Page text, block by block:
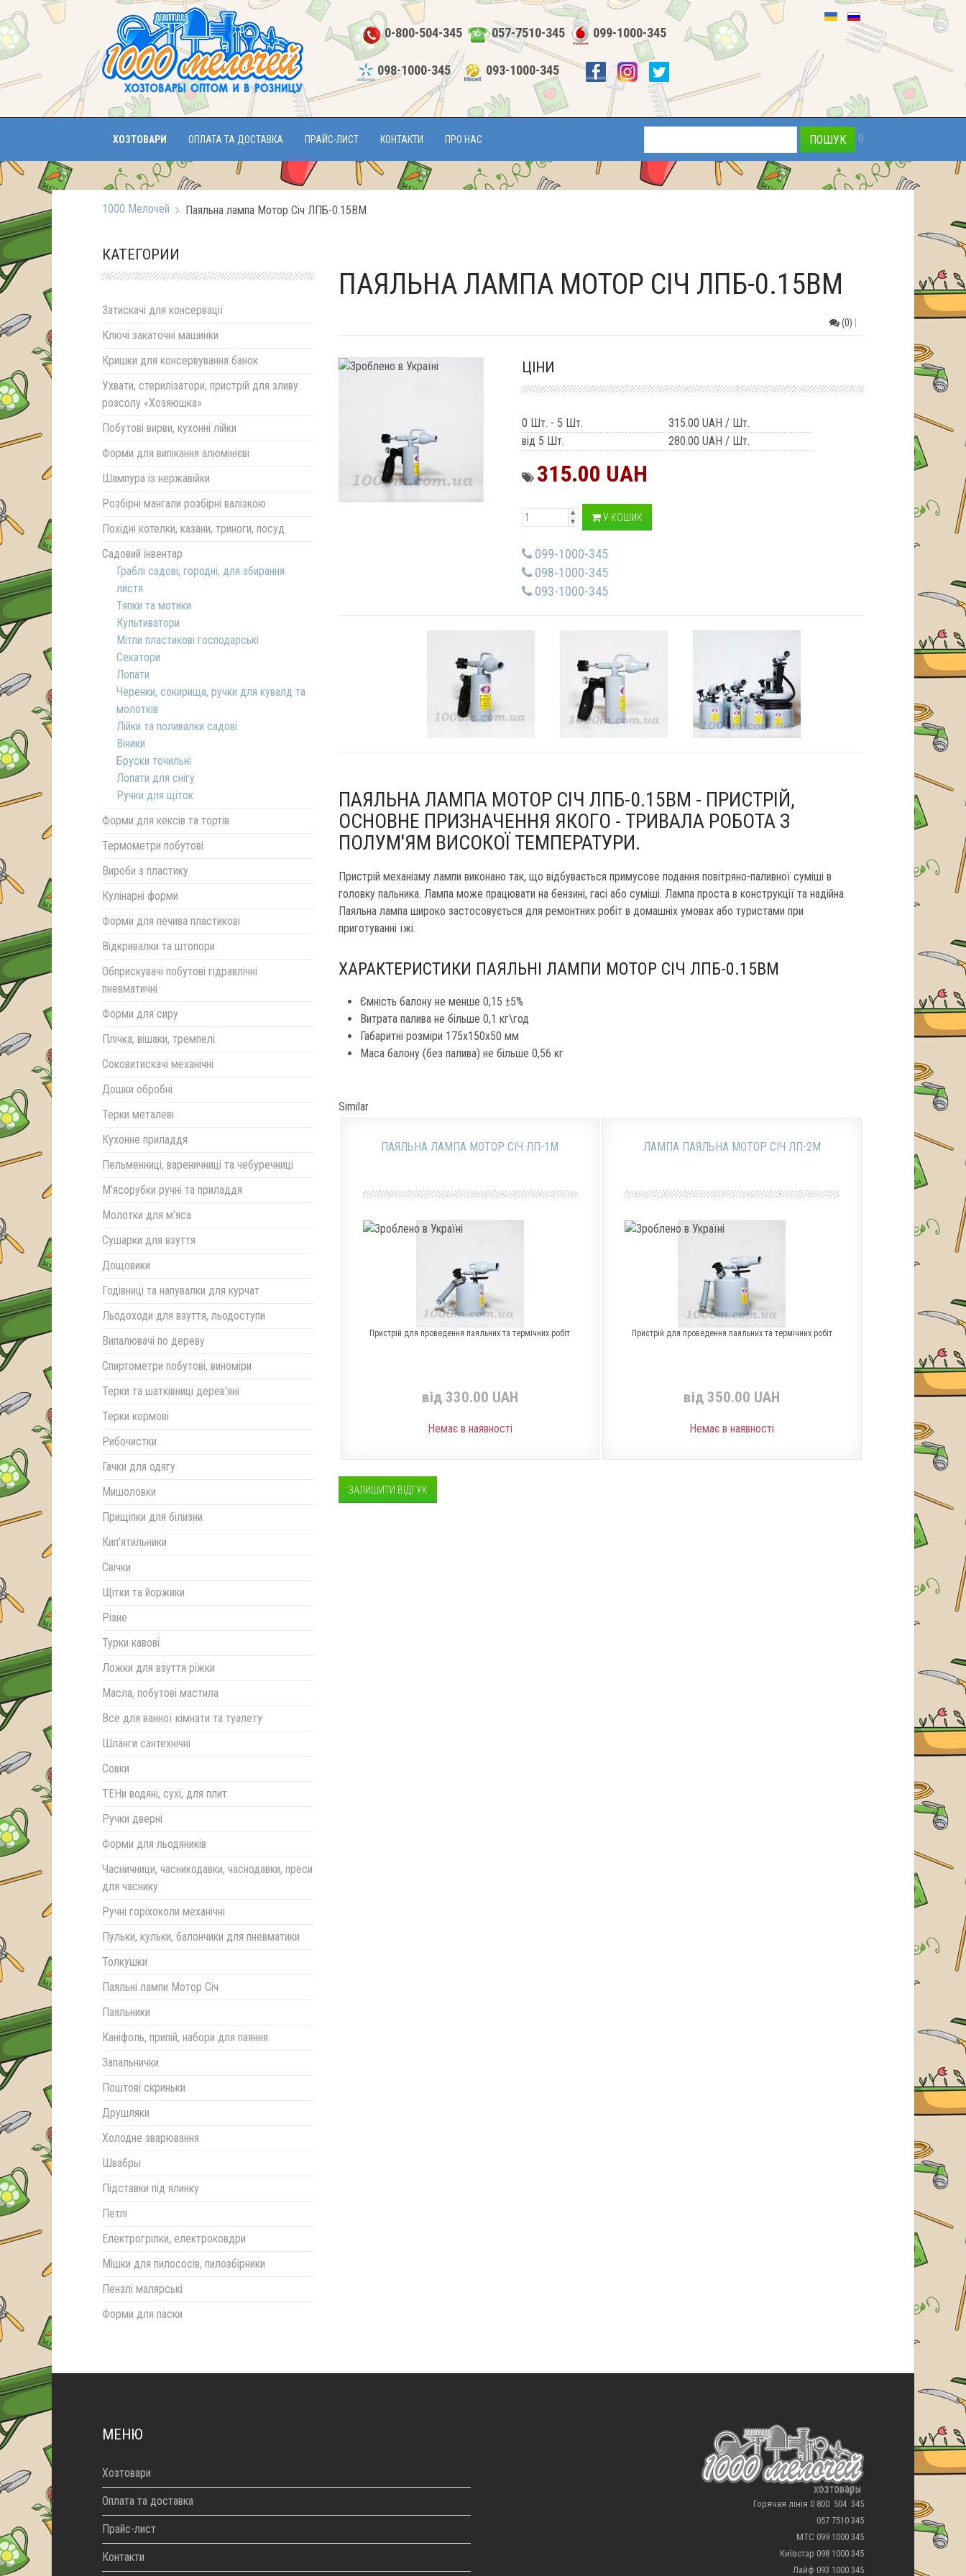
0-800-504-345 057-7510-345 099-1000-345
098-1000-345 093-1000-345
0
ХОЗТОВАРИ ОПЛАТА ТА ДОСТАВКА ПРАЙС-ЛИСТ КОНТАКТИ ПРО НАС
1000 Мелочей Паяльна лампа Мотор Січ ЛПБ-0.15ВМ
ПАЯЛЬНА ЛАМПА МОТОР СІЧ ЛПБ-0.15ВМ
(0)
ЦІНИ
0 Шт. - 5 Шт. 315.00 UAH / Шт.
від 5 Шт.
280.00 UAH / Шт.
315.00 UAH
У КОШИК
099-1000-345
098-1000-345
093-1000-345
ПАЯЛЬНА ЛАМПА МОТОР СІЧ ЛПБ-0.15ВМ - ПРИСТРІЙ,
ОСНОВНЕ ПРИЗНАЧЕННЯ ЯКОГО - ТРИВАЛА РОБОТА З
ПОЛУМ'ЯМ ВИСОКОЇ ТЕМПЕРАТУРИ.
Пристрій механізму лампи виконано так, що відбувається примусове подання повітряно-паливної суміші в
головку пальника. Лампа може працювати на бензині, гасі або суміші. Лампа проста в конструкції та надійна.
Паяльна лампа широко застосовується для ремонтних робіт в домашніх умовах або туристами при
приготуванні їжі.
ХАРАКТЕРИСТИКИ ПАЯЛЬНІ ЛАМПИ МОТОР СІЧ ЛПБ-0.15ВМ
Ємність балону не менше 0,15 ±5%
Витрата палива не більше 0,1 кг\год
Габаритні розміри 175х150х50 мм
Маса балону (без палива) не більше 0,56 кг
Similar
ПАЯЛЬНА ЛАМПА МОТОР СІЧ ЛП-1М
Пристрій для проведення паяльних та термічних робіт
від 330.00 UAH
Немає в наявності
ЛАМПА ПАЯЛЬНА МОТОР СІЧ ЛП-2М
Пристрій для проведення паяльних та термічних робіт
від 350.00 UAH
Немає в наявності
ЗАЛИШИТИ ВІДГУК
КАТЕГОРИИ
Затискачі для консервації
Ключі закаточні машинки
Кришки для консервування банок
Ухвати, стерилізатори, пристрій для зливу
розсолу «Хозяюшка»
Побутові вирви, кухонні лійки
Форми для випікання алюмінієві
Шампура із нержавійки
Розбірні мангали розбірні валізкою
Похідні котелки, казани, триноги, посуд
Садовий інвентар
Граблі садові, городні, для збирання
листя
Тяпки та мотики
Культиватори
Мітли пластикові господарські
Секатори
Лопати
Черенки, сокирища, ручки для кувалд та
молотків
Лійки та поливалки садові
Віники
Бруски точильні
Лопати для снігу
Ручки для щіток
Форми для кексів та тортів
Термометри побутові
Вироби з пластику
Кулінарні форми
Форми для печива пластикові
Відкривалки та штопори
Обприскувачі побутові гідравлічні
пневматичні
Форми для сиру
Плічка, вішаки, тремпелі
Соковитискачі механічні
Дошки обробні
Терки металеві
Кухонне приладдя
Пельменниці, вареничниці та чебуречниці
М'ясорубки ручні та приладдя
Молотки для м'яса
Сушарки для взуття
Дощовики
Годівниці та напувалки для курчат
Льодоходи для взуття, льодоступи
Випалювачі по дереву
Спиртометри побутові, виноміри
Терки та шатківниці дерев'яні
Терки кормові
Рибочистки
Гачки для одягу
Мишоловки
Прищіпки для білизни
Кип'ятильники
Свічки
Щітки та йоржики
Різне
Турки кавові
Ложки для взуття ріжки
Масла, побутові мастила
Все для ванної кімнати та туалету
Шланги сантехнічні
Совки
ТЕНи водяні, сухі, для плит
Ручки дверні
Форми для льодяників
Часничници, часникодавки, часнодавки, преси
для часнику
Ручні горіхоколи механічні
Пульки, кульки, балончики для пневматики
Толкушки
Паяльні лампи Мотор Січ
Паяльники
Каніфоль, припій, набори для паяння
Запальнички
Поштові скриньки
Друшляки
Холодне зварювання
Швабры
Підставки під ялинку
Петлі
Електрогрілки, електроковдри
Мішки для пилососів, пилозбірники
Пензлі малярські
Форми для паски
МЕНЮ
Хозтовари
Оплата та доставка
Прайс-лист
Контакти
Горячая лінія 0 800 504 345
057 7510 345
МТС 099 1000 345
Київстар 098 1000 345
Лайф 093 1000 345